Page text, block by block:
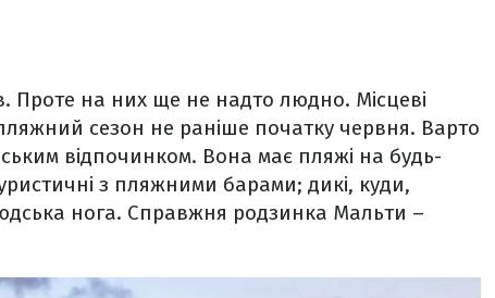
Проте на них ще не надто людно. Місцеві
сезон не раніше початку червня. Варто
відпочинком. Вона має пляжі на будь-
з пляжними барами; дикі, куди,
нога. Справжня родзинка Мальти –